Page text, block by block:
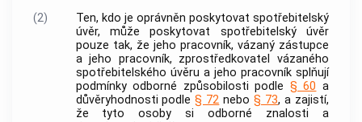
(2)
Ten, kdo je oprávněn poskytovat spotřebitelský
úvěr, může poskytovat spotřebitelský úvěr
pouze tak, že jeho pracovník, vázaný zástupce
a jeho pracovník, zprostředkovatel vázaného
spotřebitelského úvěru a jeho pracovníksplňují
podmínkyodborné způsobilosti podle § 60 a
důvěryhodnosti podle§ 72 nebo§ 73, a zajistí,
že tyto osoby si odborné znalosti a